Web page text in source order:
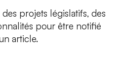
projets législatifs, des
pour être notifié
article.